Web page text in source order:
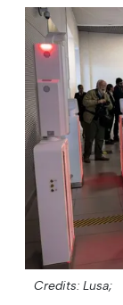
Credits: Lusa;